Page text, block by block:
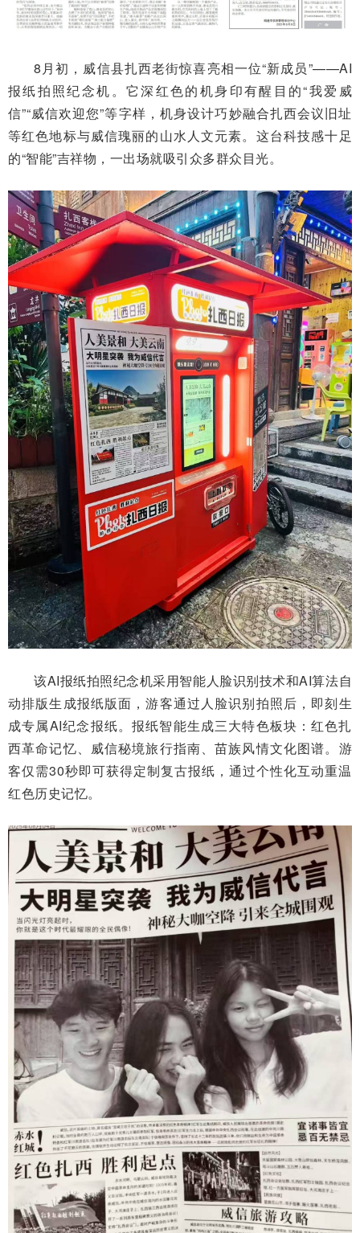
8月初，威信县扎西老街惊喜亮相一位“新成员”——AI
报纸拍照纪念机。它深红色的机身印有醒目的“我爱威
信”“威信欢迎您”等字样，机身设计巧妙融合扎西会议旧址
等红色地标与威信瑰丽的山水人文元素。这台科技感十足
的“智能”吉祥物，一出场就吸引众多群众目光。
该AI报纸拍照纪念机采用智能人脸识别技术和AI算法自
动排版生成报纸版面，游客通过人脸识别拍照后，即刻生
成专属AI纪念报纸。报纸智能生成三大特色板块：红色扎
西革命记忆、威信秘境旅行指南、苗族风情文化图谱。游
客仅需30秒即可获得定制复古报纸，通过个性化互动重温
红色历史记忆。